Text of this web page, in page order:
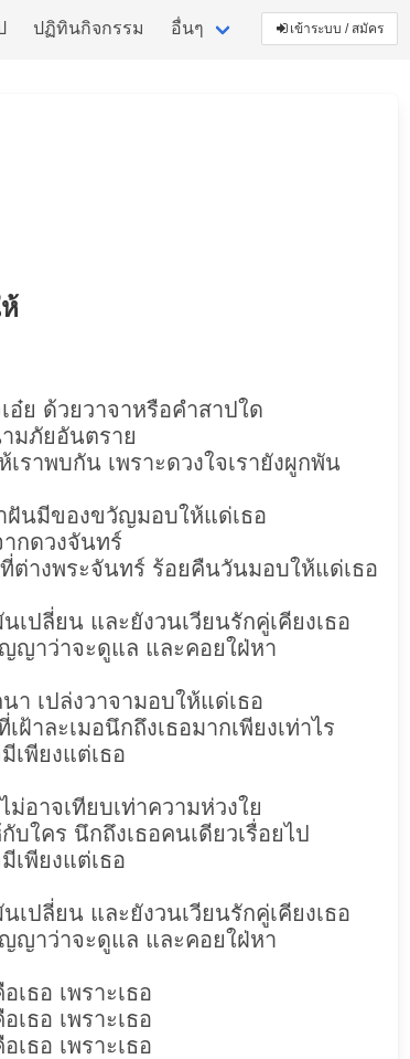
ปฏิทินกิจกรรม อื่นๆ เข้าระบบ / สมัคร
อ๋ย ด้วยวาจาหรือคำสาปใด
มภัยอันตราย
เราพบกัน เพราะดวงใจเรายังผูกพัน
ฝันมีของขวัญมอบให้แด่เธอ
กดวงจันทร์
ต่างพระจันทร์ ร้อยคืนวันมอบให้แด่เธอ
นเปลี่ยน และยังวนเวียนรักคู่เคียงเธอ
ญาว่าจะดูแล และคอยใฝ่หา
า เปล่งวาจามอบให้แด่เธอ
ฝ้าละเมอนึกถึงเธอมากเพียงเท่าไร
เพียงแต่เธอ
ม่อาจเทียบเท่าความห่วงใย
บใคร นึกถึงเธอคนเดียวเรื่อยไป
เพียงแต่เธอ
นเปลี่ยน และยังวนเวียนรักคู่เคียงเธอ
ญาว่าจะดูแล และคอยใฝ่หา
เธอ เพราะเธอ
เธอ เพราะเธอ
เธอ เพราะเธอ